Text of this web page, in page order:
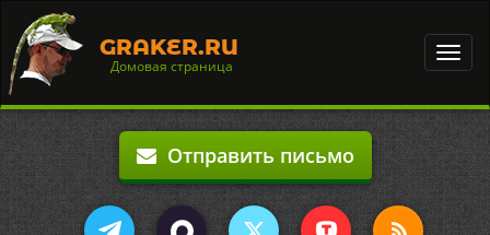
GRAKER.RU
Домовая страница
Отправить письмо